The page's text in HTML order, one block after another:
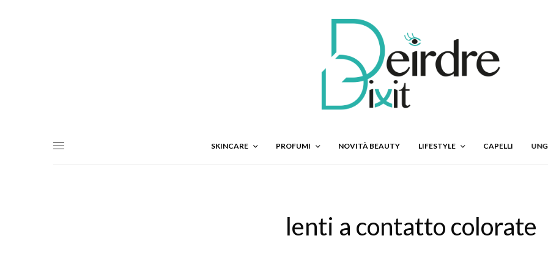
SKINCARE PROFUMI NOVITÀ BEAUTY LIFESTYLE CAPELLI
lenti a contatto colorate